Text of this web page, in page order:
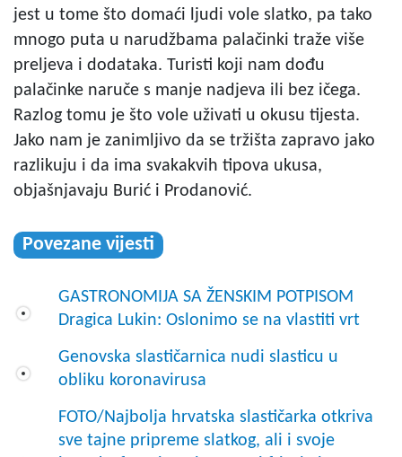
jest u tome što domaći ljudi vole slatko, pa tako
mnogo puta u narudžbama palačinki traže više
preljeva i dodataka. Turisti koji nam dođu
palačinke naruče s manje nadjeva ili bez ičega.
Razlog tomu je što vole uživati u okusu tijesta.
Jako nam je zanimljivo da se tržišta zapravo jako
razlikuju i da ima svakakvih tipova ukusa,
objašnjavaju Burić i Prodanović.
Povezane vijesti
GASTRONOMIJA SA ŽENSKIM POTPISOM
Dragica Lukin: Oslonimo se na vlastiti vrt
Genovska slastičarnica nudi slasticu u
obliku koronavirusa
FOTO/Najbolja hrvatska slastičarka otkriva
sve tajne pripreme slatkog, ali i svoje